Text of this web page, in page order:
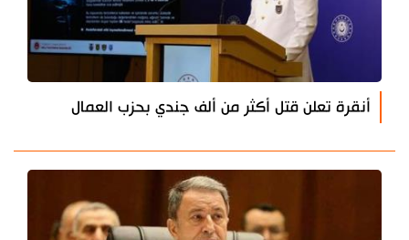
أنقرة تعلن قتل أكثر من ألف جندي بحزب العمال